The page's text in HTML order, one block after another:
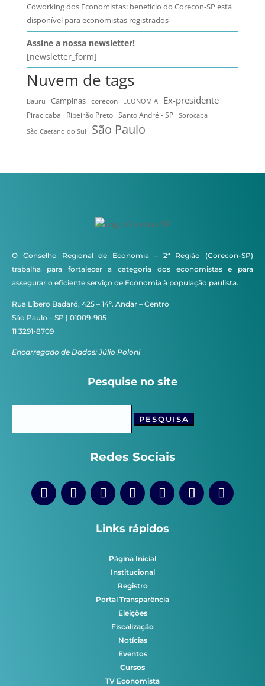
Coworking dos Economistas: benefício do Corecon-SP está
disponível para economistas registrados
Assine a nossa newsletter!
[newsletter_form]
Nuvem de tags
Bauru Campinas corecon ECONOMIA Ex-presidente
Piracicaba Ribeirão Preto Santo André - SP
Sorocaba
São Caetano do Sul
São Paulo
O Conselho Regional de Economia – 2ª Região (Corecon-SP)
trabalha para fortalecer a categoria dos economistas e para
assegurar o eficiente serviço de Economia à população paulista.
Rua Líbero Badaró, 425 – 14º. Andar – Centro
São Paulo – SP | 01009-905
11 3291-8709
Encarregado de Dados: Júlio Poloni
Pesquise no site
Redes Sociais
Links rápidos
Página Inicial
Institucional
Registro
Portal Transparência
Eleições
Fiscalização
Notícias
Eventos
Cursos
TV Economista